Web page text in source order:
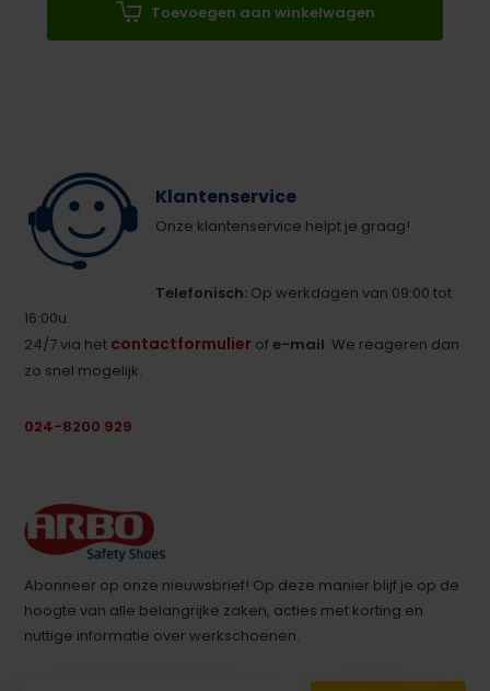
Toevoegen aan winkelwagen
Klantenservice
Onze klantenservice helpt je graag!
Telefonisch: Op werkdagen van 09:00 tot
16:00u.
24/7 via het contactformulier ofe-mail. We reageren dan
zo snel mogelijk.
024-8200 929
Abonneer op onze nieuwsbrief! Op deze manier blijf je op de
hoogte van alle belangrijke zaken, acties met korting en
nuttige informatie over werkschoenen.